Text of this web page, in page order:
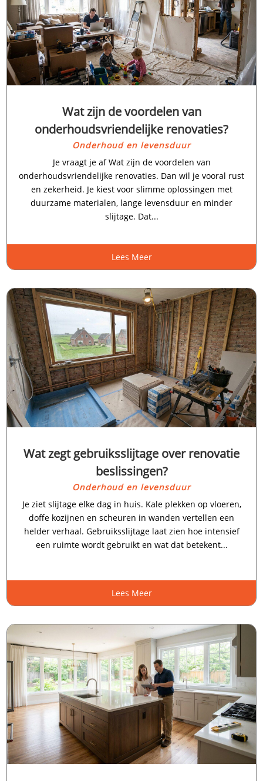
Wat zijn de voordelen van
onderhoudsvriendelijke renovaties?
Onderhoud en levensduur
Je vraagt je af Wat zijn de voordelen van
onderhoudsvriendelijke renovaties.​ Dan wil je vooral rust
en zekerheid.​ Je kiest voor slimme oplossingen met
duurzame materialen, lange levensduur en minder
slijtage.​ Dat...
Lees Meer
Wat zegt gebruiksslijtage over renovatie
beslissingen?
Onderhoud en levensduur
Je ziet slijtage elke dag in huis.​ Kale plekken op vloeren,
doffe kozijnen en scheuren in wanden vertellen een
helder verhaal.​ Gebruiksslijtage laat zien hoe intensief
een ruimte wordt gebruikt en wat dat betekent...
Lees Meer